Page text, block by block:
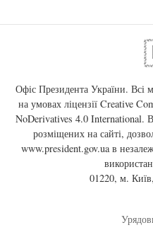
Офіс Президента України. Всі
на умовах ліцензії Creative
NoDerivatives 4.0 International.
розміщених на сайті,
www.president.gov.uaв
01220, м.